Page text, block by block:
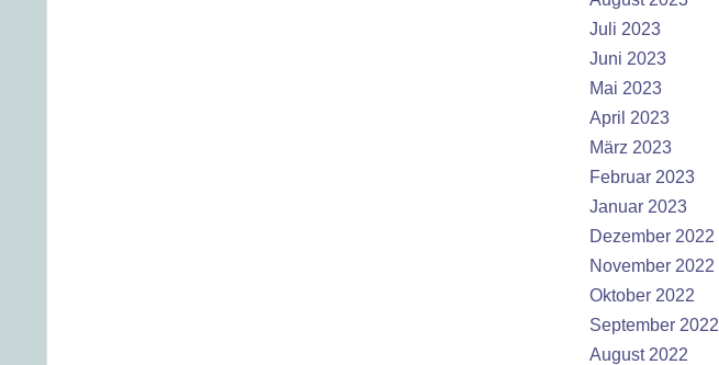
Juli 2023
Juni 2023
Mai 2023
April 2023
März 2023
Februar 2023
Januar 2023
Dezember 2022
November 2022
Oktober 2022
September 2022
August 2022